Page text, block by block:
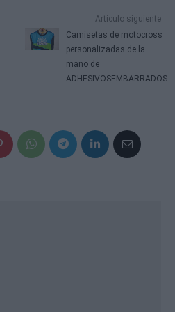
Artículo siguiente
Camisetas de motocross
personalizadas de la
mano de
ADHESIVOSEMBARRADOS